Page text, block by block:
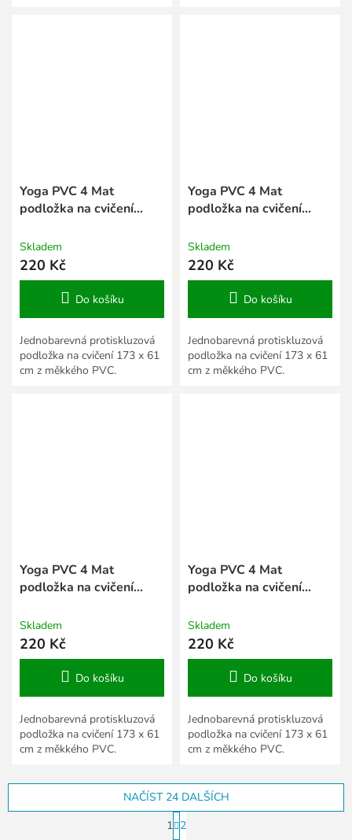
Yoga PVC 4 Mat
podložka na cvičení
Skladem
220 Kč
Do košíku
Jednobarevná protiskluzová
podložka na cvičení 173 x 61
cm z měkkého PVC.
Yoga PVC 4 Mat
podložka na cvičení
Skladem
220 Kč
Do košíku
Jednobarevná protiskluzová
podložka na cvičení 173 x 61
cm z měkkého PVC.
Yoga PVC 4 Mat
podložka na cvičení
Skladem
220 Kč
Do košíku
Jednobarevná protiskluzová
podložka na cvičení 173 x 61
cm z měkkého PVC.
Yoga PVC 4 Mat
podložka na cvičení
Skladem
220 Kč
Do košíku
Jednobarevná protiskluzová
podložka na cvičení 173 x 61
cm z měkkého PVC.
NAČÍST 24 DALŠÍCH
S
t
1 2